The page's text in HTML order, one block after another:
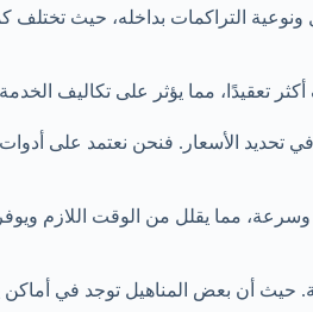
ونوعية التراكمات بداخله، حيث
تعقيدًا، مما يؤثر على تكاليف
في تحديد الأسعار. فنحن نعتمد
وسرعة، مما يقلل من الوقت اللازم
حيث أن بعض المناهيل توجد في